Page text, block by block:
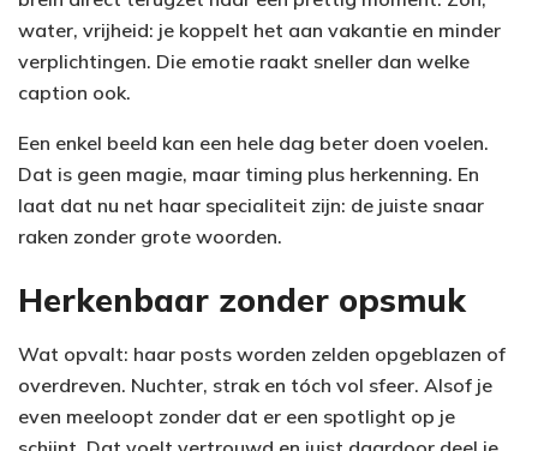
water, vrijheid: je koppelt het aan vakantie en minder
verplichtingen. Die emotie raakt sneller dan welke
caption ook.
Een enkel beeld kan een hele dag beter doen voelen.
Dat is geen magie, maar timing plus herkenning. En
laat dat nu net haar specialiteit zijn: de juiste snaar
raken zonder grote woorden.
Herkenbaar zonder opsmuk
Wat opvalt: haar posts worden zelden opgeblazen of
overdreven. Nuchter, strak en tóch vol sfeer. Alsof je
even meeloopt zonder dat er een spotlight op je